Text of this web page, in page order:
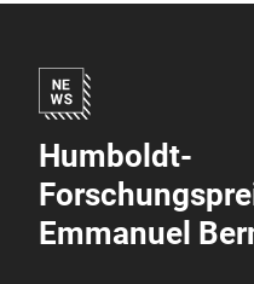
Humboldt-
Emmanuel